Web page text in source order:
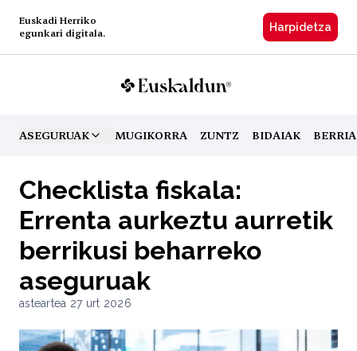
Euskadi Herriko
egunkari digitala.
Harpidetzа
ASEGURUAK
TOGGLE MENU MUGIKORRA ZUNTZ BIDAIAK
Checklista fiskala:
Errenta aurkeztu aurretik
berrikusi beharreko
aseguruak
asteartea 27 urt 2026